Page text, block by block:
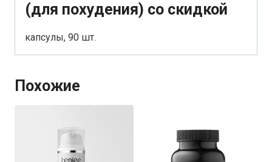
(для похудения) со скидкой
капсулы, 90 шт.
Похожие